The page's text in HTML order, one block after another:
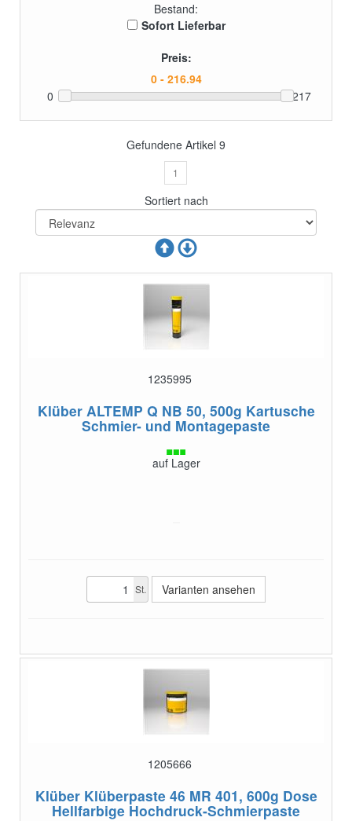
Bestand:
Sofort Lieferbar
Preis:
0 217
Gefundene Artikel 9
1
Sortiert nach
1235995
Klüber ALTEMP Q NB 50, 500g Kartusche
Schmier- und Montagepaste
auf Lager
St. Varianten ansehen
1205666
Klüber Klüberpaste 46 MR 401, 600g Dose
Hellfarbige Hochdruck-Schmierpaste